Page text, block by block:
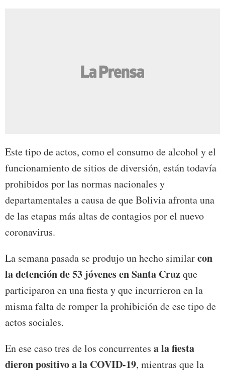
Este tipo de actos, como el consumo de alcohol y el
funcionamiento de sitios de diversión, están todavía
prohibidos por las normas nacionales y
departamentales a causa de que Bolivia afronta una
de las etapas más altas de contagios por el nuevo
coronavirus.
La semana pasada se produjo un hecho similarcon
la detención de 53 jóvenes en Santa Cruzque
participaron en una fiesta y que incurrieron en la
misma falta de romper la prohibición de ese tipo de
actos sociales.
En ese caso tres de los concurrentes a la fiesta
dieron positivo a la COVID-19, mientras que la